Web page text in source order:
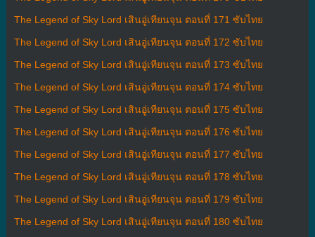
The Legend of Sky Lord เสินอู่เทียนจุน ตอนที่ 171 ซับไทย
The Legend of Sky Lord เสินอู่เทียนจุน ตอนที่ 172 ซับไทย
The Legend of Sky Lord เสินอู่เทียนจุน ตอนที่ 173 ซับไทย
The Legend of Sky Lord เสินอู่เทียนจุน ตอนที่ 174 ซับไทย
The Legend of Sky Lord เสินอู่เทียนจุน ตอนที่ 175 ซับไทย
The Legend of Sky Lord เสินอู่เทียนจุน ตอนที่ 176 ซับไทย
The Legend of Sky Lord เสินอู่เทียนจุน ตอนที่ 177 ซับไทย
The Legend of Sky Lord เสินอู่เทียนจุน ตอนที่ 178 ซับไทย
The Legend of Sky Lord เสินอู่เทียนจุน ตอนที่ 179 ซับไทย
The Legend of Sky Lord เสินอู่เทียนจุน ตอนที่ 180 ซับไทย